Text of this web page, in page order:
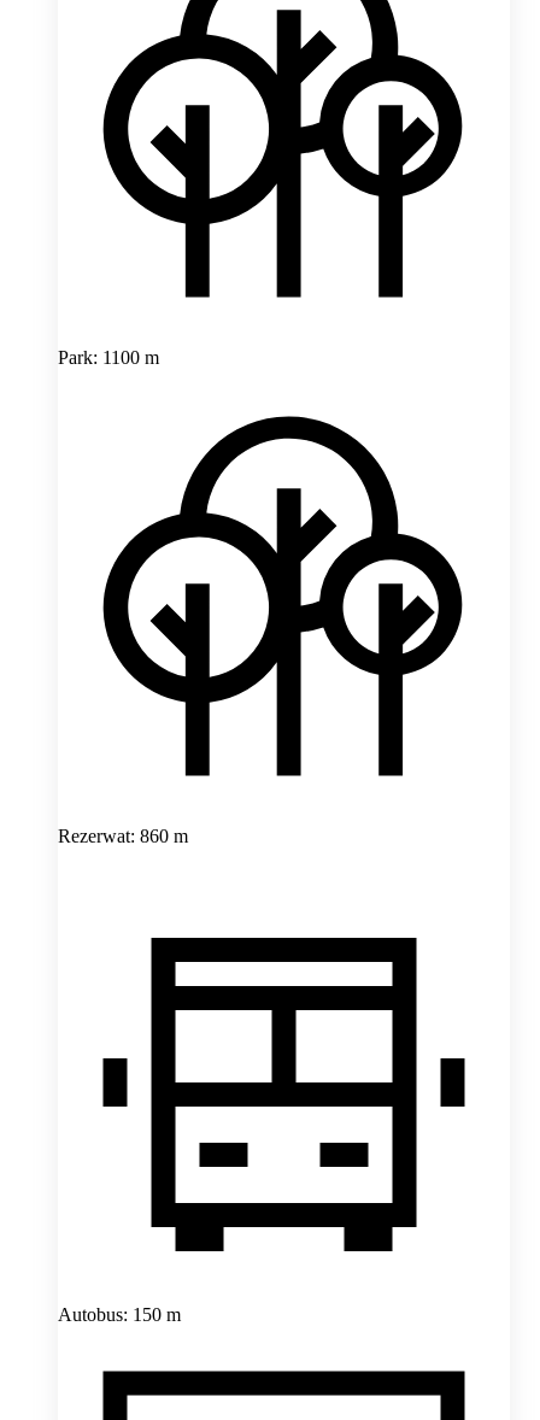
Park: 1100 m
Rezerwat: 860 m
Autobus: 150 m